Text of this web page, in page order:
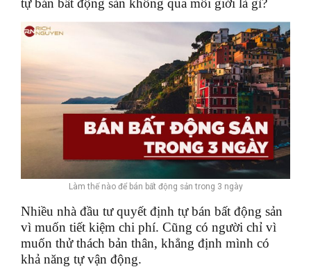
Làm thế nào để bán bất động sản trong 3 ngày
Nhiều nhà đầu tư quyết định tự bán bất động sản
vì muốn tiết kiệm chi phí. Cũng có người chỉ vì
muốn thử thách bản thân, khẳng định mình có
khả năng tự vận động.